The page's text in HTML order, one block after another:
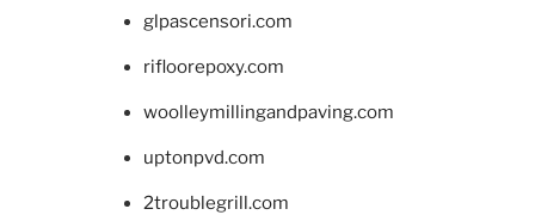
glpascensori.com
rifloorepoxy.com
woolleymillingandpaving.com
uptonpvd.com
2troublegrill.com